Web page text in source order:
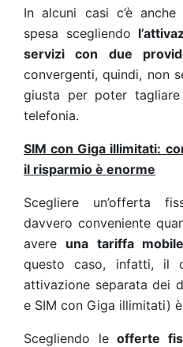
In alcuni casi c’è
spesa scegliendo
servizi con due
convergenti, quindi, non
giusta per poter
telefonia.
SIM con Giga illimitati:
il risparmio è enorme
Scegliere un’offerta
davvero conveniente
avere una tariffa
questo caso, infatti, il
attivazione separata dei
e SIM con Giga illimitati)
Scegliendo leofferte